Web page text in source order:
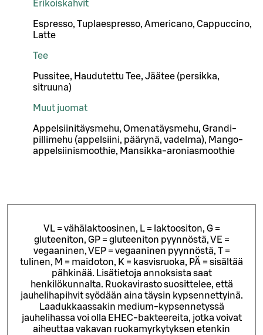
Erikoiskahvit
Espresso, Tuplaespresso, Americano, Cappuccino,
Latte
Tee
Pussitee, Haudutettu Tee, Jäätee (persikka,
sitruuna)
Muut juomat
Appelsiinitäysmehu, Omenatäysmehu, Grandi-
pillimehu (appelsiini, päärynä, vadelma), Mango-
appelsiinismoothie, Mansikka-aroniasmoothie
VL = vähälaktoosinen, L = laktoositon, G =
gluteeniton, GP = gluteeniton pyynnöstä, VE =
vegaaninen, VEP = vegaaninen pyynnöstä, T =
tulinen, M = maidoton, K = kasvisruoka, PÄ = sisältää
pähkinää. Lisätietoja annoksista saat
henkilökunnalta. Ruokavirasto suosittelee, että
jauhelihapihvit syödään aina täysin kypsennettyinä.
Laadukkaassakin medium-kypsennetyssä
jauhelihassa voi olla EHEC-bakteereita, jotka voivat
aiheuttaa vakavan ruokamyrkytyksen etenkin